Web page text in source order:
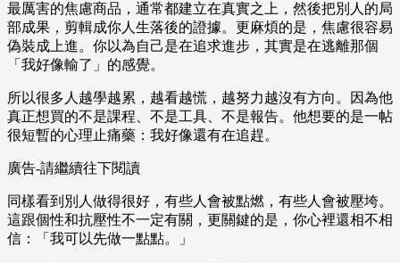
最厲害的焦慮商品，通常都建立在真實之上，然後把別人的局
部成果，剪輯成你人生落後的證據。更麻煩的是，焦慮很容易
偽裝成上進。你以為自己是在追求進步，其實是在逃離那個
「我好像輸了」的感覺。
所以很多人越學越累，越看越慌，越努力越沒有方向。因為他
真正想買的不是課程、不是工具、不是報告。他想要的是一帖
很短暫的心理止痛藥：我好像還有在追趕。
廣告-請繼續往下閱讀
同樣看到別人做得很好，有些人會被點燃，有些人會被壓垮。
這跟個性和抗壓性不一定有關，更關鍵的是，你心裡還相不相
信：「我可以先做一點點。」